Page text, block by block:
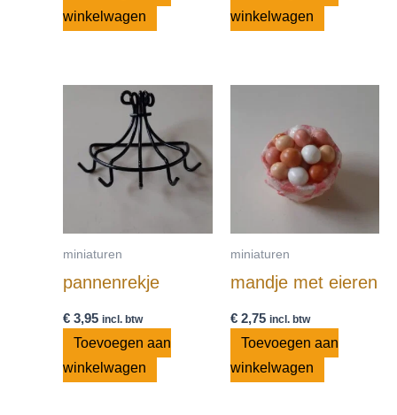
winkelwagen
winkelwagen
miniaturen
pannenrekje
€ 3,95 incl. btw
Toevoegen aan
winkelwagen
miniaturen
mandje met eieren
€2,75 incl. btw
Toevoegen aan
winkelwagen